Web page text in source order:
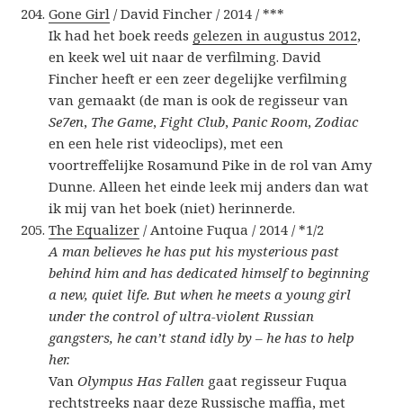
Gone Girl / David Fincher / 2014 / ***
Ik had het boek reeds gelezen in augustus 2012,
en keek wel uit naar de verfilming. David
Fincher heeft er een zeer degelijke verfilming
van gemaakt (de man is ook de regisseur van
Se7en, The Game,Fight Club,Panic Room,Zodiac
en een hele rist videoclips), met een
voortreffelijke Rosamund Pike in de rol van Amy
Dunne. Alleen het einde leek mij anders dan wat
ik mij van het boek (niet) herinnerde.
The Equalizer / Antoine Fuqua / 2014 / *1/2
A man believes he has put his mysterious past
behind him and has dedicated himself to beginning
a new, quiet life. But when he meets a young girl
under the control of ultra-violent Russian
gangsters, he can’t stand idly by – he has to help
her.
VanOlympus Has Fallen gaat regisseur Fuqua
rechtstreeks naar deze Russische maffia, met